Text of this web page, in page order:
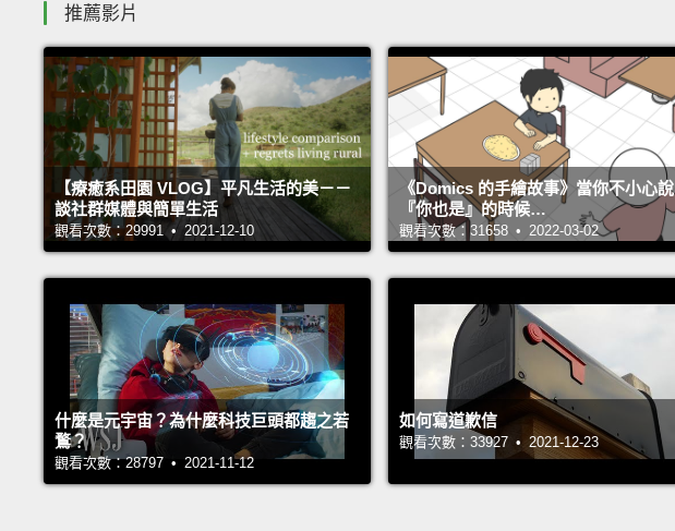
推薦影片
【療癒系田園 VLOG】平凡生活的美－－
談社群媒體與簡單生活
觀看次數：29991 • 2021-12-10
《Domics 的手繪故事》當你不小心說
『你也是』的時候…
觀看次數：31658 • 2022-03-02
什麼是元宇宙？為什麼科技巨頭都趨之若
鶩？
觀看次數：28797 • 2021-11-12
如何寫道歉信
觀看次數：33927 • 2021-12-23